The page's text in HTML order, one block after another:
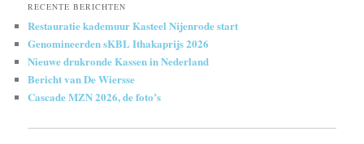
RECENTE BERICHTEN
Restauratie kademuur Kasteel Nijenrode start
Genomineerden sKBL Ithakaprijs 2026
Nieuwe drukronde Kassen in Nederland
Bericht van De Wiersse
Cascade MZN 2026, de foto’s